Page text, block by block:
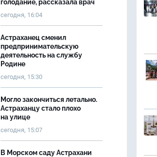
голодание, рассказала врач
сегодня, 16:04
Астраханец сменил
предпринимательскую
деятельность на службу
Родине
сегодня, 15:30
Могло закончиться летально.
Астраханцу стало плохо
на улице
сегодня, 15:07
В Морском саду Астрахани